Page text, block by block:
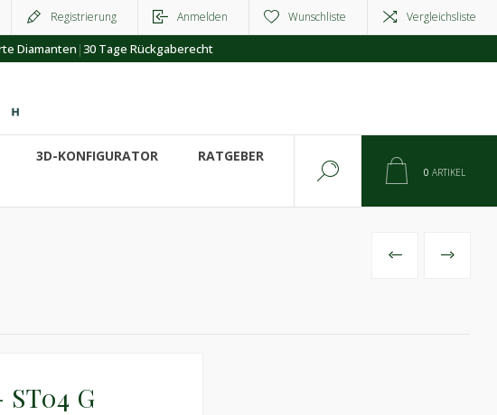
Registrierung Anmelden Wunschliste Vergleichsliste
Diamanten |30 Tage Rückgaberecht
3D-KONFIGURATOR
RATGEBER
0 ARTIKEL
VORHERIGES
ST04 G